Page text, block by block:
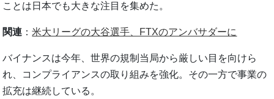
ことは日本でも大きな注目を集めた。
関連 ：米大リーグの大谷選手、FTXのアンバサダーに
バイナンスは今年、世界の規制当局から厳しい目を向けら
れ、コンプライアンスの取り組みを強化。その一方で事業の
拡充は継続している。